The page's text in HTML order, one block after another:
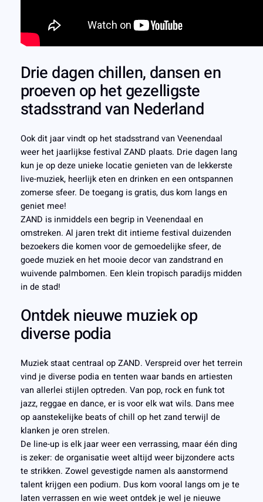
Drie dagen chillen, dansen en
proeven op het gezelligste
stadsstrand van Nederland
Ook dit jaar vindt op het stadsstrand van Veenendaal
weer het jaarlijkse festival ZAND plaats. Drie dagen lang
kun je op deze unieke locatie genieten van de lekkerste
live-muziek, heerlijk eten en drinken en een ontspannen
zomerse sfeer. De toegang is gratis, dus kom langs en
geniet mee!
ZAND is inmiddels een begrip in Veenendaal en
omstreken. Al jaren trekt dit intieme festival duizenden
bezoekers die komen voor de gemoedelijke sfeer, de
goede muziek en het mooie decor van zandstrand en
wuivende palmbomen. Een klein tropisch paradijs midden
in de stad!
Ontdek nieuwe muziek op
diverse podia
Muziek staat centraal op ZAND. Verspreid over het terrein
vind je diverse podia en tenten waar bands en artiesten
van allerlei stijlen optreden. Van pop, rock en funk tot
jazz, reggae en dance, er is voor elk wat wils. Dans mee
op aanstekelijke beats of chill op het zand terwijl de
klanken je oren strelen.
De line-up is elk jaar weer een verrassing, maar één ding
is zeker: de organisatie weet altijd weer bijzondere acts
te strikken. Zowel gevestigde namen als aanstormend
talent krijgen een podium. Dus kom vooral langs om je te
laten verrassen en wie weet ontdek je wel je nieuwe